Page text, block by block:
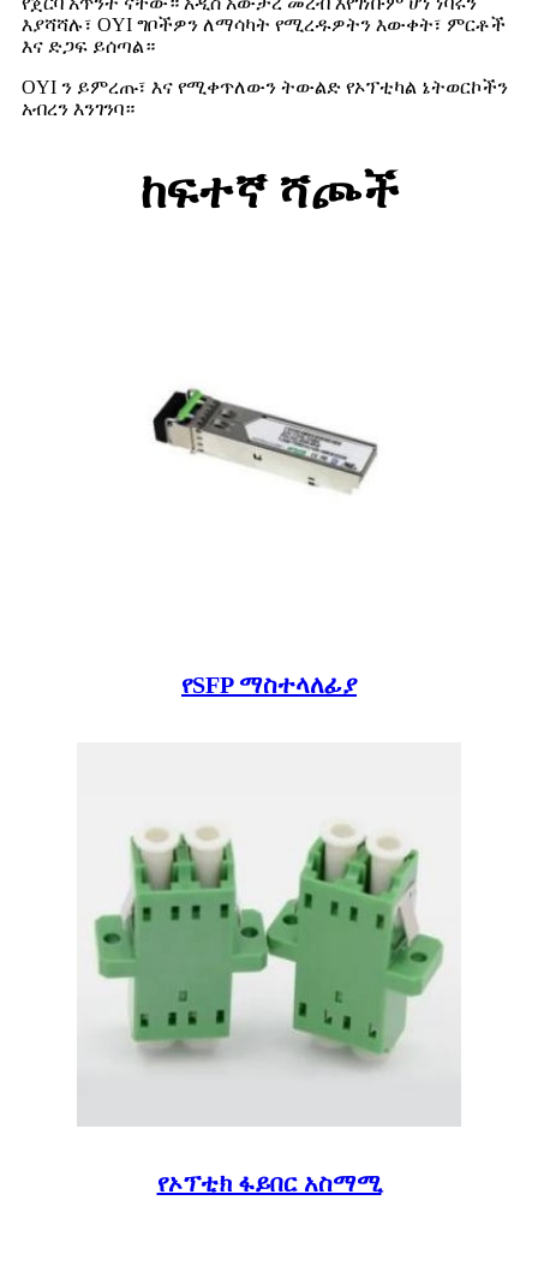
እያሻሻሉ፣ OYI ግቦችዎን ለማሳካት የሚረዱዎትን እውቀት፣ ምርቶች
እና ድጋፍ ይሰጣል።
OYI ን ይምረጡ፣ እና የሚቀጥለውን ትውልድ የኦፕቲካል ኔትወርኮችን
አብረን እንገንባ።
ከፍተኛ ሻጮች
የSFP ማስተላለፊያ
የኦፕቲክ ፋይበር አስማሚ